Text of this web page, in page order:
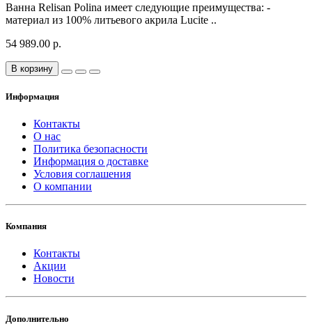
Ванна Relisan Polina имеет следующие преимущества: -
материал из 100% литьевого акрила Lucite ..
54 989.00 р.
В корзину
Информация
Контакты
О нас
Политика безопасности
Информация о доставке
Условия соглашения
О компании
Компания
Контакты
Акции
Новости
Дополнительно